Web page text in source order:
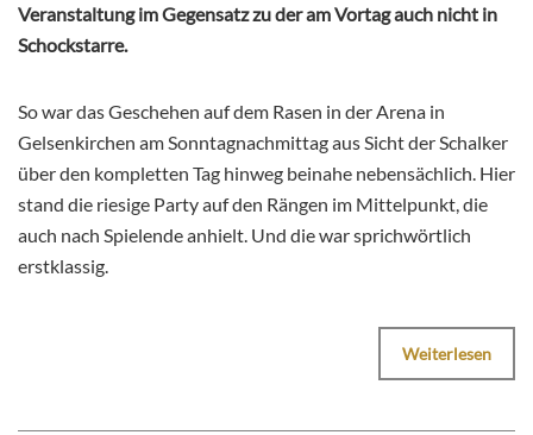
Veranstaltung im Gegensatz zu der am Vortag auch nicht in
Schockstarre.
So war das Geschehen auf dem Rasen in der Arena in
Gelsenkirchen am Sonntagnachmittag aus Sicht der Schalker
über den kompletten Tag hinweg beinahe nebensächlich. Hier
stand die riesige Party auf den Rängen im Mittelpunkt, die
auch nach Spielende anhielt. Und die war sprichwörtlich
erstklassig.
Weiterlesen